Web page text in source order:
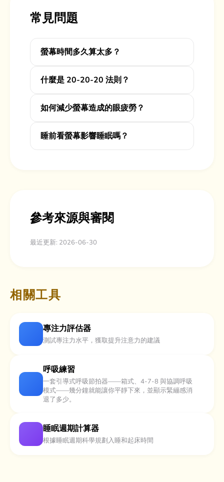
常見問題
螢幕時間多久算太多？
什麼是 20-20-20 法則？
如何減少螢幕造成的眼疲勞？
睡前看螢幕影響睡眠嗎？
參考來源與審閱
最近更新: 2026-06-30
相關工具
專注力評估器
測試專注力水平，獲取提升注意力的建議
呼吸練習
一套引導式呼吸節拍器——箱式、4-7-8 與協調呼吸
模式——幾分鐘就能讓你平靜下來，並顯示緊繃感消
退了多少。
睡眠週期計算器
根據睡眠週期科學規劃入睡和起床時間